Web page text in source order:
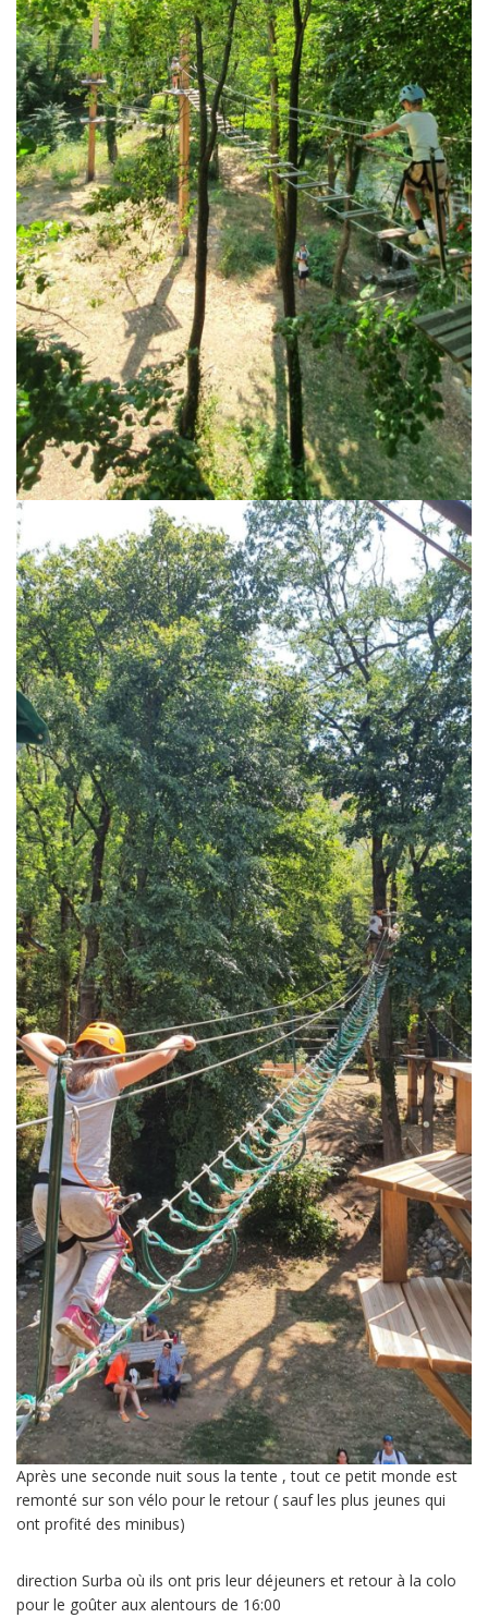
Après une seconde nuit sous la tente , tout ce petit monde est
remonté sur son vélo pour le retour ( sauf les plus jeunes qui
ont profité des minibus)
direction Surba où ils ont pris leur déjeuners et retour à la colo
pour le goûter aux alentours de 16:00